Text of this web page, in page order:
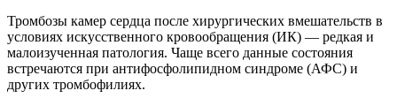
Тромбозы камер сердца после хирургических вмешательств в
условиях искусственного кровообращения (ИК) — редкая и
малоизученная патология. Чаще всего данные состояния
встречаются при антифосфолипидном синдроме (АФС) и
других тромбофилиях.